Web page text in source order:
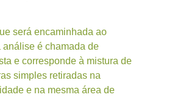
será encaminhada ao
análise é chamada de
e corresponde à mistura de
simples retiradas na
e na mesma área de